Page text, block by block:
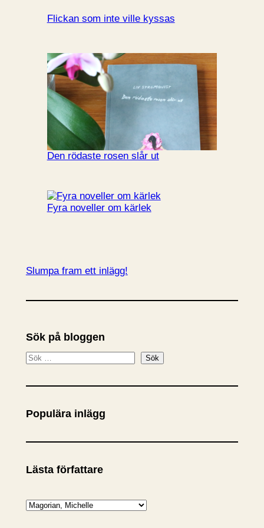
Flickan som inte ville kyssas
Den rödaste rosen slår ut
Fyra noveller om kärlek
Slumpa fram ett inlägg!
Sök på bloggen
S
k
Sök
Populära inlägg
Lästa författare
K